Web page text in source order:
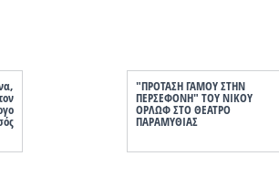
"ΠΡΟΤΑΣΗ ΓΑΜΟΥ ΣΤΗΝ
ΠΕΡΣΕΦΟΝΗ" ΤΟΥ ΝΙΚΟΥ
ΟΡΛΩΦ ΣΤΟ ΘΕΑΤΡΟ
ΠΑΡΑΜΥΘΙΑΣ